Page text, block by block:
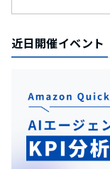
近日開催イベント